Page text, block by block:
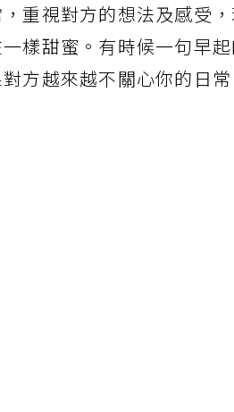
重視對方的想法及感受
樣甜蜜。有時候一句早起
方越來越不關心你的日